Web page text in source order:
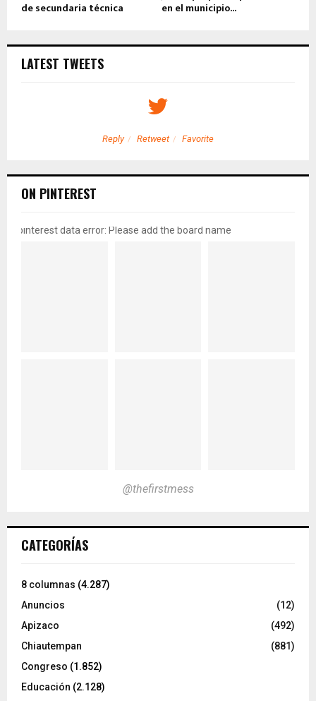
de secundaria técnica en el municipio...
LATEST TWEETS
Reply Retweet Favorite
ON PINTEREST
pinterest data error: Please add the board name
@thefirstmess
CATEGORÍAS
8 columnas (4.287)
Anuncios
(12)
Apizaco
(492)
Chiautempan
(881)
Congreso (1.852)
Educación (2.128)